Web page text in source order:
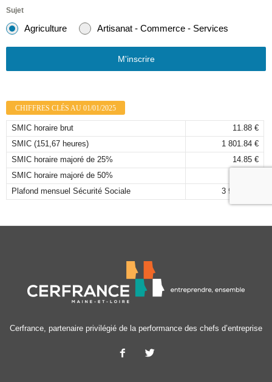
Sujet
Agriculture Artisanat - Commerce - Services
M'inscrire
CHIFFRES CLÉS AU 01/01/2025
SMIC horaire brut
11.88 €
SMIC (151,67 heures)
1 801.84 €
SMIC horaire majoré de 25%
14.85 €
SMIC horaire majoré de 50%
Plafond mensuel Sécurité Sociale
3 925,00 €
Cerfrance, partenaire privilégié de la performance des chefs d’entreprise